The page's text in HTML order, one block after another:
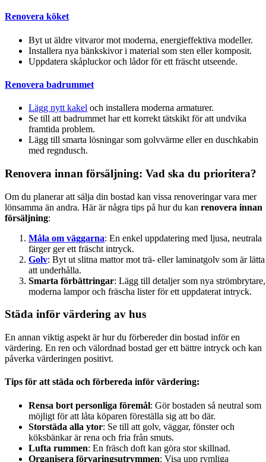
Renovera köket
Byt ut äldre vitvaror mot moderna, energieffektiva modeller.
Installera nya bänkskivor i material som sten eller komposit.
Uppdatera skåpluckor och lådor för ett fräscht utseende.
Renovera badrummet
Lägg nytt kakel och installera moderna armaturer.
Se till att badrummet har ett korrekt tätskikt för att undvika
framtida problem.
Lägg till smarta lösningar som golvvärme eller en duschkabin
med regndusch.
Renovera innan försäljning: Vad ska du prioritera?
Om du planerar att sälja din bostad kan vissa renoveringar vara mer
lönsamma än andra. Här är några tips på hur du kan renovera innan
försäljning:
Måla om väggarna: En enkel uppdatering med ljusa, neutrala
färger ger ett fräscht intryck.
Golv: Byt ut slitna mattor mot trä- eller laminatgolv som är lätta
att underhålla.
Smarta förbättringar: Lägg till detaljer som nya strömbrytare,
moderna lampor och fräscha lister för ett uppdaterat intryck.
Städa inför värdering av hus
En annan viktig aspekt är hur du förbereder din bostad inför en
värdering. En ren och välordnad bostad ger ett bättre intryck och kan
påverka värderingen positivt.
Tips för att städa och förbereda inför värdering:
Rensa bort personliga föremål: Gör bostaden så neutral som
möjligt för att låta köparen föreställa sig att bo där.
Storstäda alla ytor: Se till att golv, väggar, fönster och
köksbänkar är rena och fria från smuts.
Lufta rummen: En fräsch doft kan göra stor skillnad.
Organisera förvaringsutrymmen: Visa upp rymliga